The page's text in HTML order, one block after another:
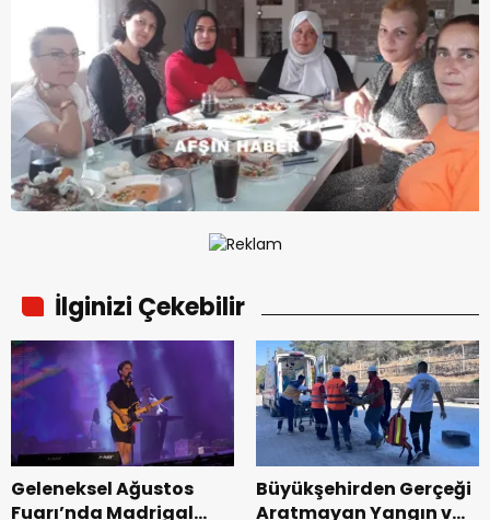
İlginizi Çekebilir
Geleneksel Ağustos
Fuarı’nda Madrigal
Büyükşehirden Gerçeği
Aratmayan Yangın ve